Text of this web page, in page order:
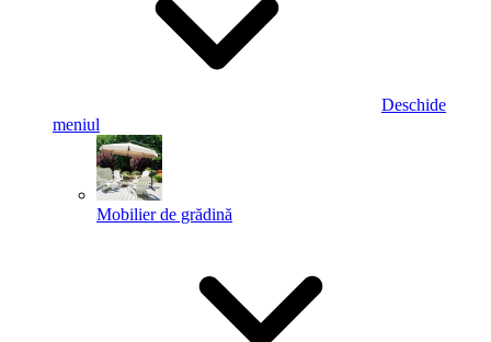
Deschide
meniul
Mobilier de grădină